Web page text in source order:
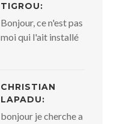
TIGROU:
Bonjour, ce n'est pas
moi qui l'ait installé
CHRISTIAN
LAPADU:
bonjour je cherche a